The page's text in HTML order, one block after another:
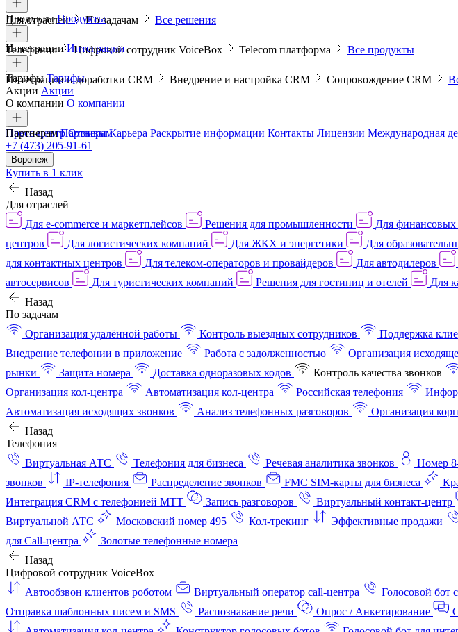
Для отраслей По задачам Все решения
ПродуктыПродукты
Телефония Цифровой сотрудник VoiceBox Telecom платформа Все продукты
ИнтеграцииИнтеграции
Интеграции и доработки CRM Внедрение и настройка CRM Сопровождение CRM
ТарифыТарифы
Акции Акции
О компании О компании
Пресс-центрОтзывыКарьера Раскрытие информации Контакты Лицензии Международная
ПартнерамПартнерам
+7 (473) 205-91-61
Воронеж
Купить в 1 клик
Назад
Для отраслей
Для e-commerce и маркетплейсов
Решения для промышленности Для
центров
Для логистических компаний Для ЖКХ и энергетики Для
для контактных центров
Для телеком-операторов и провайдеров Для автодилеров
автосервисов
Для туристических компаний Решения для гостиниц и отелей Для
Назад
По задачам
Организация удалённой работы
Контроль выездных сотрудников Поддержка
Внедрение телефонии в приложение
Работа с задолженностью Организация
рынки
Защита номера Доставка одноразовых кодов Контроль качества звонков
Организация кол-центра
Автоматизация кол-центра Российская телефония
Автоматизация исходящих звонков
Анализ телефонных разговоров Организация
Назад
Телефония
Виртуальная АТС
Телефония для бизнеса Речевая аналитика звонков Номер
звонков
IP-телефония Распределение звонков FMC SIM-карты для бизнеса
Интеграция CRM с телефонией МТТ
Запись разговоров Виртуальный контакт‑центр
Виртуальной АТС
Московский номер 495 Кол-трекинг Эффективные продажи
для Call-центра
Золотые телефонные номера
Назад
Цифровой сотрудник VoiceBox
Автообзвон клиентов роботом
Виртуальный оператор call-центра Голосовой бот
Отправка шаблонных писем и SMS
Распознавание речи Опрос / Анкетирование